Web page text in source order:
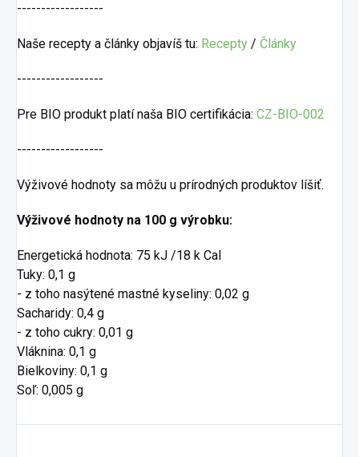
------------------
Naše recepty a články objavíš tu: Recepty / Články
------------------
Pre BIO produkt platí naša BIO certifikácia: CZ-BIO-002
------------------
Výživové hodnoty sa môžu u prírodných produktov líšiť.
Výživové hodnoty na 100 g výrobku:
Energetická hodnota: 75 kJ /18 k Cal
Tuky: 0,1 g
- z toho nasýtené mastné kyseliny: 0,02 g
Sacharidy: 0,4 g
- z toho cukry: 0,01 g
Vláknina: 0,1 g
Bielkoviny: 0,1 g
Soľ: 0,005 g